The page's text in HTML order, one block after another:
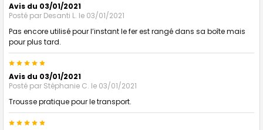
Avis du 03/01/2021
Posté par Desanti L. le 03/01/2021
Pas encore utilisé pour l’instant le fer est rangé dans sa boîte mais
pour plus tard.
5
Avis du 03/01/2021
Posté par Stéphanie C. le 03/01/2021
Trousse pratique pour le transport.
5